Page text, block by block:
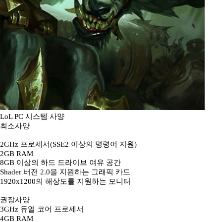
LoL PC 시스템 사양
최소사양
2GHz 프로세서(SSE2 이상의 명령어 지원)
2GB RAM
8GB 이상의 하드 드라이브 여유 공간
Shader 버전 2.0을 지원하는 그래픽 카드
1920x1200의 해상도를 지원하는 모니터
권장사양
3GHz 듀얼 코어 프로세서
4GB RAM